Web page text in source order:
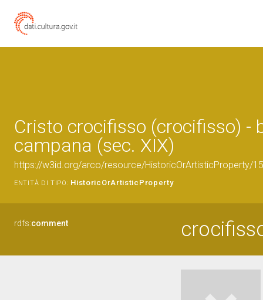
Cristo crocifisso (crocifisso) -
campana (sec. XIX)
https://w3id.org/arco/resource/HistoricOrArtisticProperty/
ENTITÀ DI TIPO: HistoricOrArtisticProperty
rdfs:comment